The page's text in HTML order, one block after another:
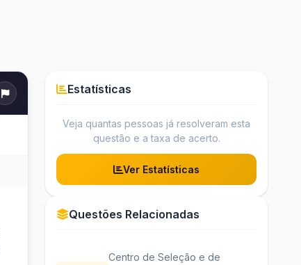
Estatísticas
Veja quantas pessoas já resolveram esta
questão e a taxa de acerto.
Ver Estatísticas
Questões Relacionadas
Centro de Seleção e de